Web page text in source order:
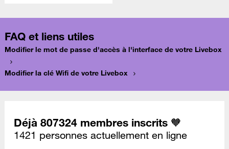
FAQ et liens utiles
Modifier le mot de passe d'accès à l'interface de votre Livebox
Modifier la clé Wifi de votre Livebox
Déjà 807324 membres inscrits 🧡
1421 personnes actuellement en ligne